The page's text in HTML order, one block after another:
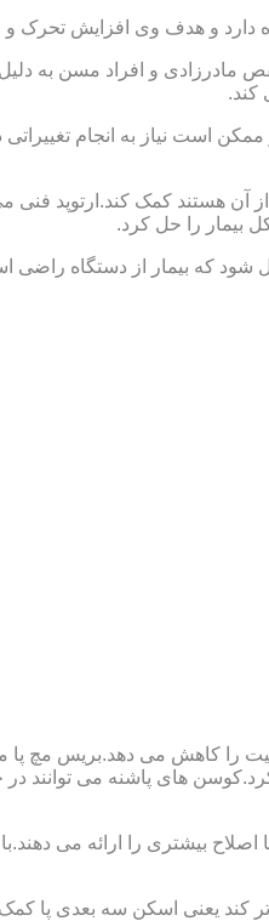
دارد و هدف وی افزایش تحرک و
مادرزادی و افراد مسن به
کند.
است نیاز به انجام تغییراتی
آن هستند کمک کند.ارتوپد فنی
بیمار را حل کرد.
شود که بیمار از دستگاه راضی
کاهش می دهد.بریس مچ پا می
های پاشنه می توانند
بیشتری را ارائه می
کند یعنی اسکن سه بعدی پا